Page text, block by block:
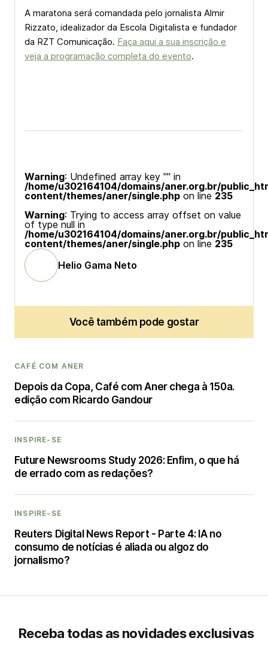
A maratona será comandada pelo jornalista Almir
Rizzato, idealizador da Escola Digitalista e fundador
da RZT Comunicação. Faça aqui a sua inscrição e
veja a programação completa do evento.
Warning: Undefined array key "" in
/home/u302164104/domains/aner.org.br/
content/themes/aner/single.php on line 235
Warning: Trying to access array offset on value
of type null in
/home/u302164104/domains/aner.org.br/
content/themes/aner/single.php on line 235
Helio Gama Neto
Você também pode gostar
CAFÉ COM ANER
Depois da Copa, Café com Aner chega à 150a.
edição com Ricardo Gandour
INSPIRE-SE
Future Newsrooms Study 2026: Enfim, o que há
de errado com as redações?
INSPIRE-SE
Reuters Digital News Report - Parte 4: IA no
consumo de notícias é aliada ou algoz do
jornalismo?
Receba todas as novidades exclusivas